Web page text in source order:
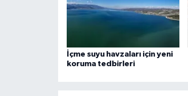
İçme suyu havzaları için yeni
koruma tedbirleri